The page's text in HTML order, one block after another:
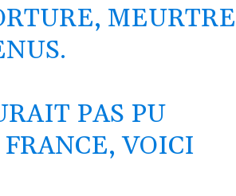
MEURTRE
PAS PU
VOICI